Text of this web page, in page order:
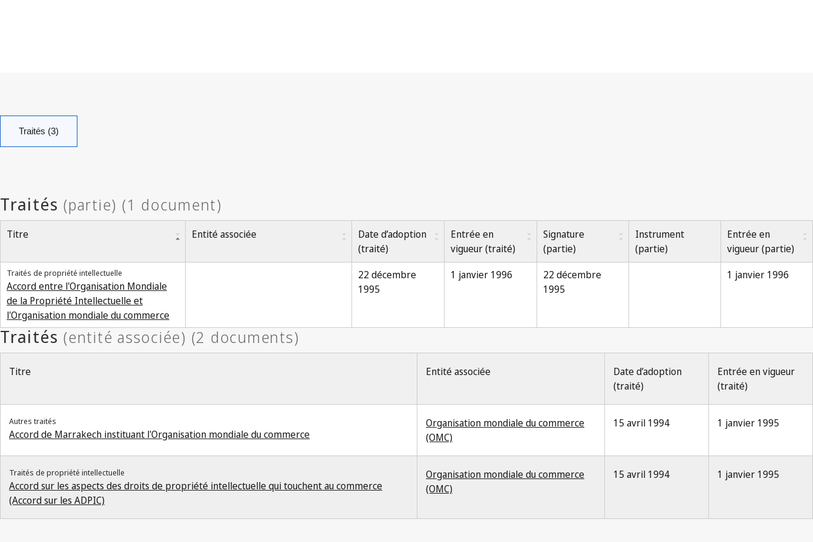
Traités (3)
Titre Entité associée
Date d’adoption
(traité)
Entrée en
vigueur (traité)
Signature
(partie)
Instrument
(partie)
Entrée en
vigueur (partie)
Traités de propriété intellectuelle
Accord entre l'Organisation Mondiale
de la Propriété Intellectuelle et
l'Organisation mondiale du commerce
22 décembre
1995
1 janvier 1996
22 décembre
1995
1 janvier 1996
Titre Entité associée
Date d’adoption
(traité)
Entrée en vigueur
(traité)
Autres traités
Accord de Marrakech instituant l'Organisation mondiale du commerce
Organisation mondiale du commerce
(OMC)
15 avril 1994 1 janvier 1995
Traités de propriété intellectuelle
Accord sur les aspects des droits de propriété intellectuelle qui touchent au commerce
(Accord sur les ADPIC)
Organisation mondiale du commerce
(OMC)
15 avril 1994 1 janvier 1995